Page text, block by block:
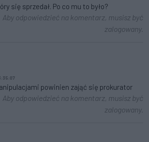
się sprzedał. Po co mu to było?
Aby odpowiedzieć na komentarz, musisz być
zalogowany.
powinien zająć się prokurator
Aby odpowiedzieć na komentarz, musisz być
zalogowany.